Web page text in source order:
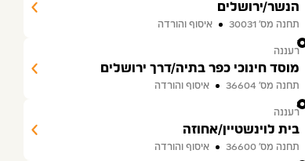
הנשר/ירושלים
תחנה מס׳ 30031
איסוף והורדה
7
רעננה
מוסד חינוכי כפר בתיה/דרך ירושלים
תחנה מס׳ 36604
איסוף והורדה
8
רעננה
בית לוינשטיין/אחוזה
תחנה מס׳ 36600
איסוף והורדה